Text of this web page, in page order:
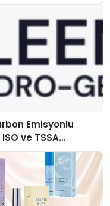
Emisyonlu
ve TSSA